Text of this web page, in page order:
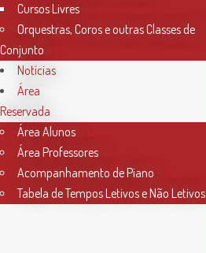
Horário Secretaria
2ª, 3ª, 5ª e 6ª feira
das 9h às 17h30
4ª feira
das 9h às 13h
Cursos Livres
Orquestras, Coros e outras Classes de
Conjunto
Notícias
Área
Reservada
Área Alunos
Área Professores
Acompanhamento de Piano
Tabela de Tempos Letivos e Não Letivos